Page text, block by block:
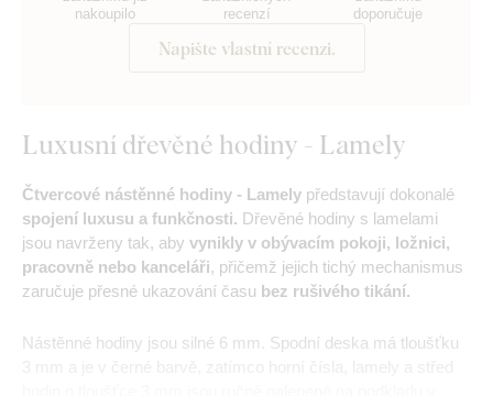
nakoupilo
recenzí
doporučuje
Napište vlastní recenzi.
Luxusní dřevěné hodiny - Lamely
Čtvercové nástěnné hodiny - Lamely představují dokonalé
spojení luxusu a funkčnosti. Dřevěné hodiny s lamelami
jsou navrženy tak, aby vynikly v obývacím pokoji, ložnici,
pracovně nebo kanceláři, přičemž jejich tichý mechanismus
zaručuje přesné ukazování času bez rušivého tikání.
Nástěnné hodiny jsou silné 6 mm. Spodní deska má tloušťku